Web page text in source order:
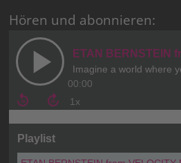
Hören und abonnieren: